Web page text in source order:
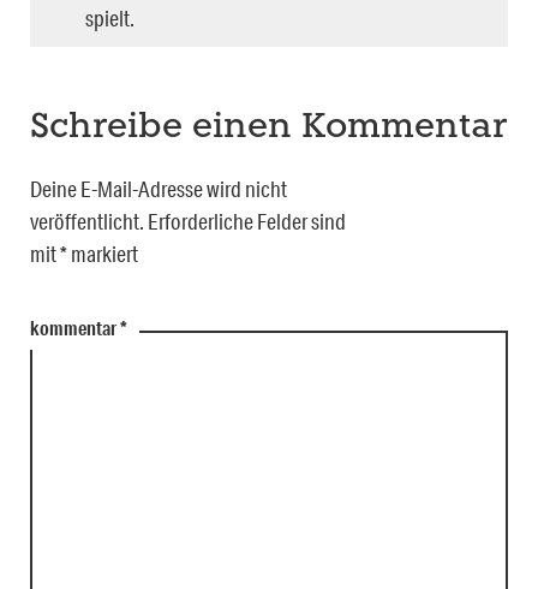
spielt.
Schreibe einen Kommentar
Deine E-Mail-Adresse wird nicht
veröffentlicht. Erforderliche Felder sind
mit*markiert
kommentar*